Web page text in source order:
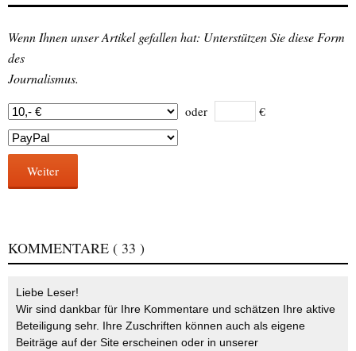
Wenn Ihnen unser Artikel gefallen hat: Unterstützen Sie diese Form
des
Journalismus.
oder €
Weiter
KOMMENTARE ( 33 )
Liebe Leser!
Wir sind dankbar für Ihre Kommentare und schätzen Ihre aktive
Beteiligung sehr. Ihre Zuschriften können auch als eigene
Beiträge auf der Site erscheinen oder in unserer